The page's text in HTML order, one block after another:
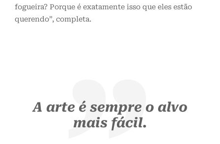
fogueira? Porque é exatamente isso que eles estão
querendo”, completa.
A arte é sempre o alvo
mais fácil.